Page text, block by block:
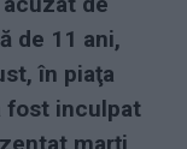
de 11 ani,
în piaţa
fost inculpat
marţi